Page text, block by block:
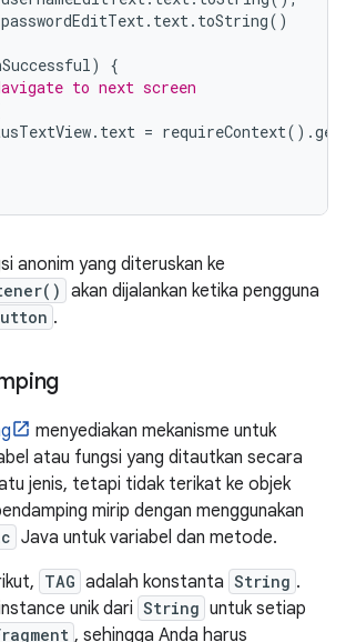
. text. toString()
)
{
to next screen
. text = requireContext().
anonim yang diteruskan ke
akan dijalankan ketika pengguna
.
menyediakan mekanisme untuk
atau fungsi yang ditautkan secara
jenis, tetapi tidak terikat ke objek
mirip dengan menggunakan
Java untuk variabel dan metode.
TAG adalah konstanta String .
unik dari String untuk setiap
, sehingga Anda harus